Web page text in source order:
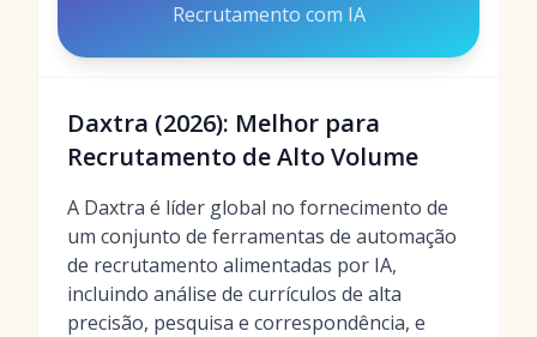
Recrutamento com IA
Daxtra (2026): Melhor para
Recrutamento de Alto Volume
A Daxtra é líder global no fornecimento de
um conjunto de ferramentas de automação
de recrutamento alimentadas por IA,
incluindo análise de currículos de alta
precisão, pesquisa e correspondência, e